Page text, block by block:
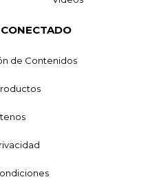
de Contenidos